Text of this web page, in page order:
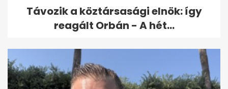
Távozik a köztársasági elnök: így
reagált Orbán - A hét...